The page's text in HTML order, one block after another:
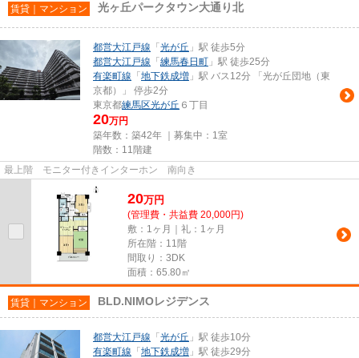
賃貸｜マンション 光ヶ丘パークタウン大通り北
都営大江戸線 「 光が丘 」駅 徒歩5分
都営大江戸線 「 練馬春日町 」駅 徒歩25分
有楽町線 「 地下鉄成増 」駅 バス12分 「光が丘団地（東
京都）」 停歩2分
東京都練馬区光が丘 ６丁目
20万円
築年数：築42年 ｜募集中： 1室
階数：11階建
最上階 モニター付きインターホン 南向き
20万円
(管理費・共益費 20,000円)
敷：1ヶ月｜礼：1ヶ月
所在階：11階
間取り：3DK
面積：65.80㎡
賃貸｜マンション BLD.NIMOレジデンス
都営大江戸線 「 光が丘 」駅 徒歩10分
有楽町線 「 地下鉄成増 」駅 徒歩29分